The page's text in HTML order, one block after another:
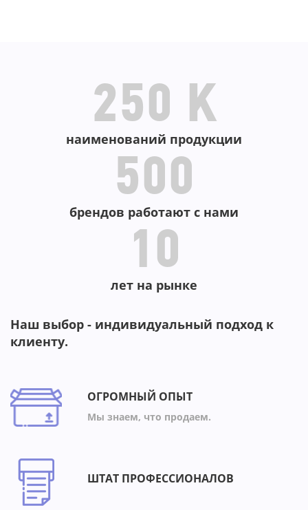
250 K
наименований продукции
500
брендов работают с нами
10
лет на рынке
Наш выбор - индивидуальный подход к
клиенту.
ОГРОМНЫЙ ОПЫТ
Мы знаем, что продаем.
ШТАТ ПРОФЕССИОНАЛОВ